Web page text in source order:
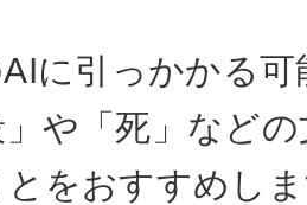
に引っかかる
や「死」など
をおすすめし